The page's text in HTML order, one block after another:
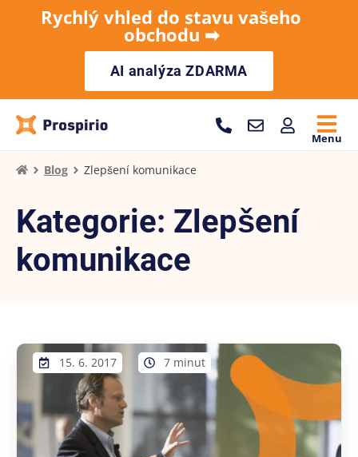
Rychlý vhled do stavu vašeho
obchodu ➡︎
AI analýza ZDARMA
Menu
Blog Zlepšení komunikace
Kategorie: Zlepšení
komunikace
15. 6. 2017 7 minut